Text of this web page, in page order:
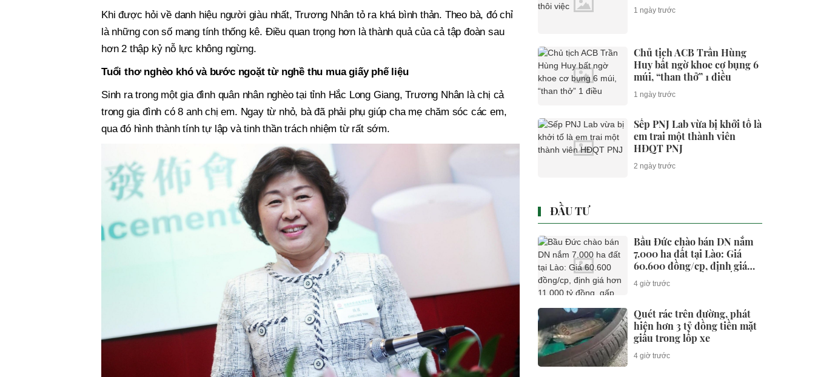
Khi được hỏi về danh hiệu người giàu nhất, Trương Nhân tỏ ra khá bình thản. Theo bà, đó chỉ
là những con số mang tính thống kê. Điều quan trọng hơn là thành quả của cả tập đoàn sau
hơn 2 thập kỷ nỗ lực không ngừng.
Tuổi thơ nghèo khó và bước ngoặt từ nghề thu mua giấy phế liệu
Sinh ra trong một gia đình quân nhân nghèo tại tỉnh Hắc Long Giang, Trương Nhân là chị cả
trong gia đình có 8 anh chị em. Ngay từ nhỏ, bà đã phải phụ giúp cha mẹ chăm sóc các em,
qua đó hình thành tính tự lập và tinh thần trách nhiệm từ rất sớm.
1 ngày trước
Chủ tịch ACB Trần Hùng
Huy bất ngờ khoe cơ bụng 6
múi, “than thở” 1 điều
1 ngày trước
Sếp PNJ Lab vừa bị khởi tố là
em trai một thành viên
HĐQT PNJ
2 ngày trước
ĐẦU TƯ
Bầu Đức chào bán DN nắm
7.000 ha đất tại Lào: Giá
60.600 đồng/cp, định giá
hơn 11.000 tỷ đồng, gấp rưỡi
công ty của ông Trần Bá
4 giờ trước
Quét rác trên đường, phát
hiện hơn 3 tỷ đồng tiền mặt
giấu trong lốp xe
4 giờ trước